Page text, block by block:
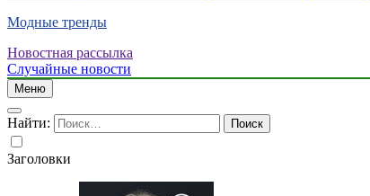
Модные тренды
Новостная рассылка
Случайные новости
Меню
Найти:
Заголовки